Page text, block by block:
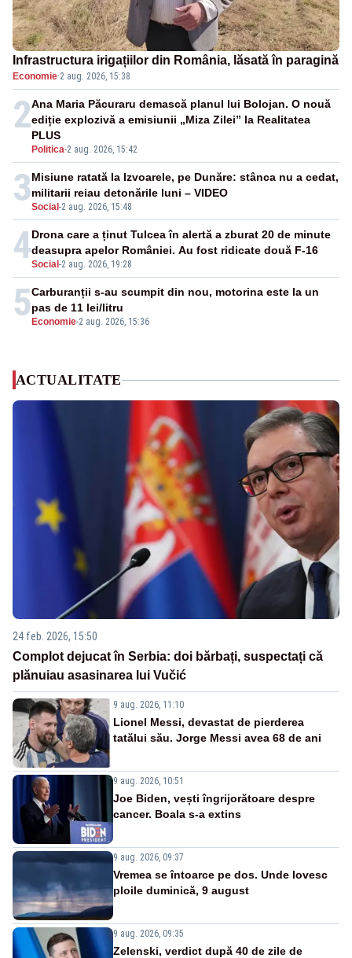
Infrastructura irigațiilor din România, lăsată în paragină
Economie·2 aug. 2026, 15:38
2
Politica-2 aug. 2026, 15:42
Ana Maria Păcuraru demască planul lui Bolojan. O nouă
ediție explozivă a emisiunii „Miza Zilei” la Realitatea
PLUS
3Social -2 aug. 2026, 15:48
Misiune ratată la Izvoarele, pe Dunăre: stânca nu a cedat,
militarii reiau detonările luni – VIDEO
4Social -2 aug. 2026, 19:28
Drona care a ținut Tulcea în alertă a zburat 20 de minute
deasupra apelor României. Au fost ridicate două F-16
5 Economie-2 aug. 2026, 15:36
Carburanții s-au scumpit din nou, motorina este la un
pas de 11 lei/litru
ACTUALITATE
24 feb. 2026, 15:50
Complot dejucat în Serbia: doi bărbați, suspectați că
plănuiau asasinarea lui Vučić
9 aug. 2026, 11:10
Lionel Messi, devastat de pierderea
tatălui său. Jorge Messi avea 68 de ani
9 aug. 2026, 10:51
Joe Biden, vești îngrijorătoare despre
cancer. Boala s-a extins
9 aug. 2026, 09:37
Vremea se întoarce pe dos. Unde lovesc
ploile duminică, 9 august
9 aug. 2026, 09:35
Zelenski, verdict după 40 de zile de